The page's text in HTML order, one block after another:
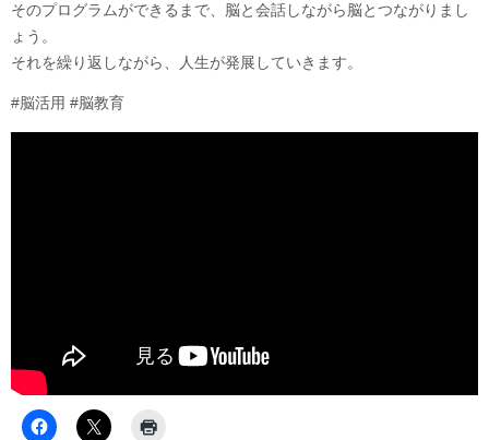
そのプログラムができるまで、脳と会話しながら脳とつながりまし
ょう。
それを繰り返しながら、人生が発展していきます。
#脳活用 #脳教育